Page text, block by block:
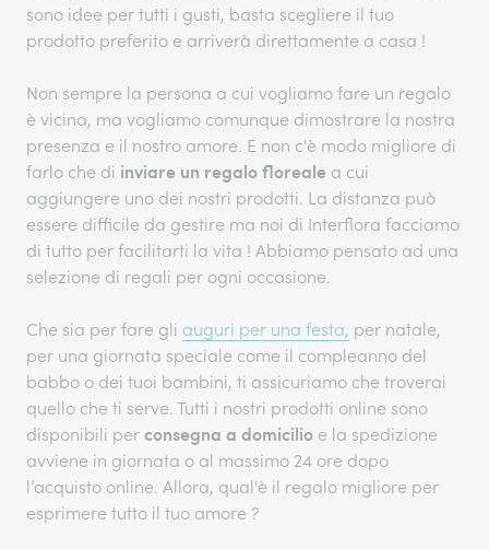
sono idee per tutti i gusti, basta scegliere il tuo
prodotto preferito e arriverà direttamente a casa !
Non sempre la persona a cui vogliamo fare un regalo
è vicina, ma vogliamo comunque dimostrare la nostra
presenza e il nostro amore. E non c'è modo migliore di
farlo che di inviare un regalo floreale a cui
aggiungere uno dei nostri prodotti. La distanza può
essere difficile da gestire ma noi di Interflora facciamo
di tutto per facilitarti la vita ! Abbiamo pensato ad una
selezione di regali per ogni occasione.
Che sia per fare gli auguri per una festa, per natale,
per una giornata speciale come il compleanno del
babbo o dei tuoi bambini, ti assicuriamo che troverai
quello che ti serve. Tutti i nostri prodotti online sono
disponibili per consegna a domicilio e la spedizione
avviene in giornata o al massimo 24 ore dopo
l’acquisto online. Allora, qual'è il regalo migliore per
esprimere tutto il tuo amore ?